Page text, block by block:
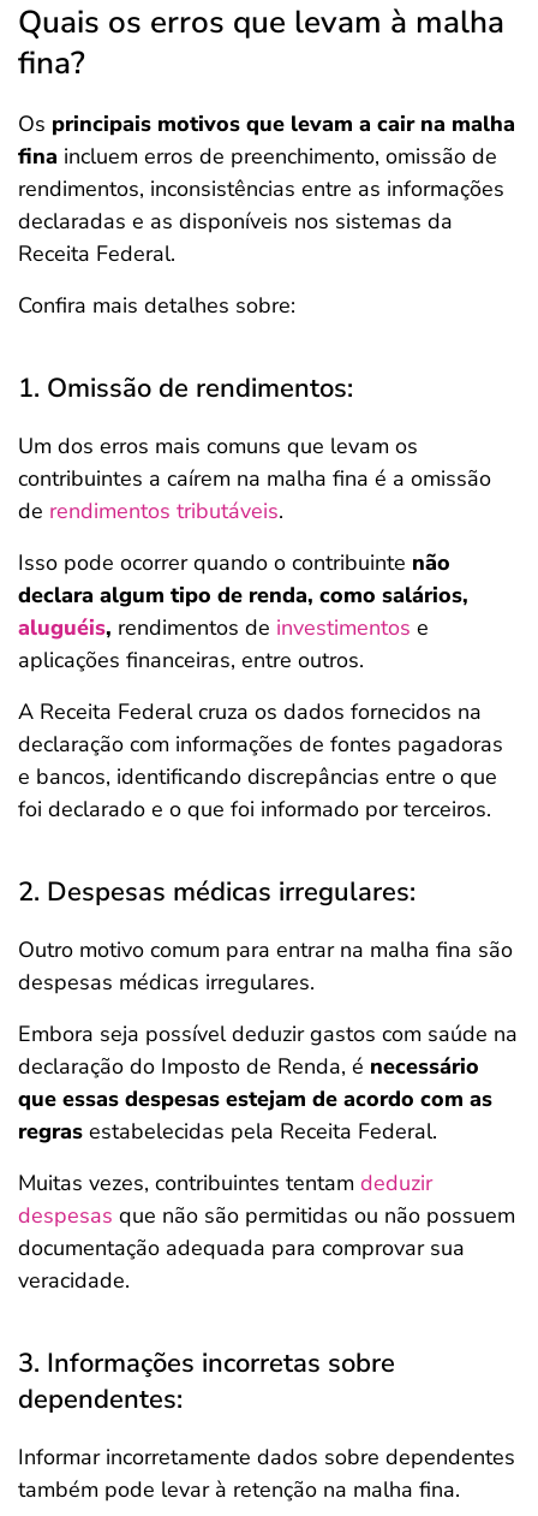
Quais os erros que levam à malha
fina?
Os principais motivos que levam a cair na malha
fina incluem erros de preenchimento, omissão de
rendimentos, inconsistências entre as informações
declaradas e as disponíveis nos sistemas da
Receita Federal.
Confira mais detalhes sobre:
1. Omissão de rendimentos:
Um dos erros mais comuns que levam os
contribuintes a caírem na malha fina é a omissão
de rendimentos tributáveis.
Isso pode ocorrer quando o contribuinte não
declara algum tipo de renda, como salários,
aluguéis, rendimentos de investimentos e
aplicações financeiras, entre outros.
A Receita Federal cruza os dados fornecidos na
declaração com informações de fontes pagadoras
e bancos, identificando discrepâncias entre o que
foi declarado e o que foi informado por terceiros.
2. Despesas médicas irregulares:
Outro motivo comum para entrar na malha fina são
despesas médicas irregulares.
Embora seja possível deduzir gastos com saúde na
declaração do Imposto de Renda, é necessário
que essas despesas estejam de acordo com as
regras estabelecidas pela Receita Federal.
Muitas vezes, contribuintes tentam deduzir
despesas que não são permitidas ou não possuem
documentação adequada para comprovar sua
veracidade.
3. Informações incorretas sobre
dependentes:
Informar incorretamente dados sobre dependentes
também pode levar à retenção na malha fina.